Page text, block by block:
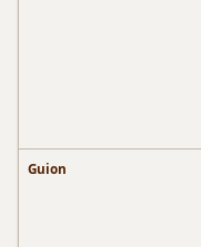
Guion